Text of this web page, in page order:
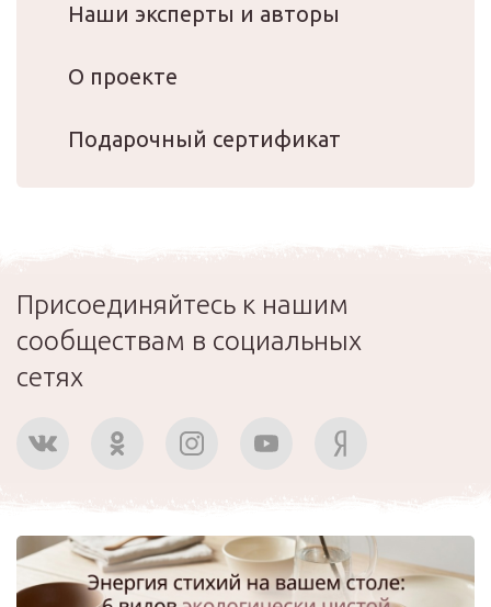
Наши эксперты и авторы
О проекте
Подарочный сертификат
Присоединяйтесь к нашим
сообществам в социальных
сетях